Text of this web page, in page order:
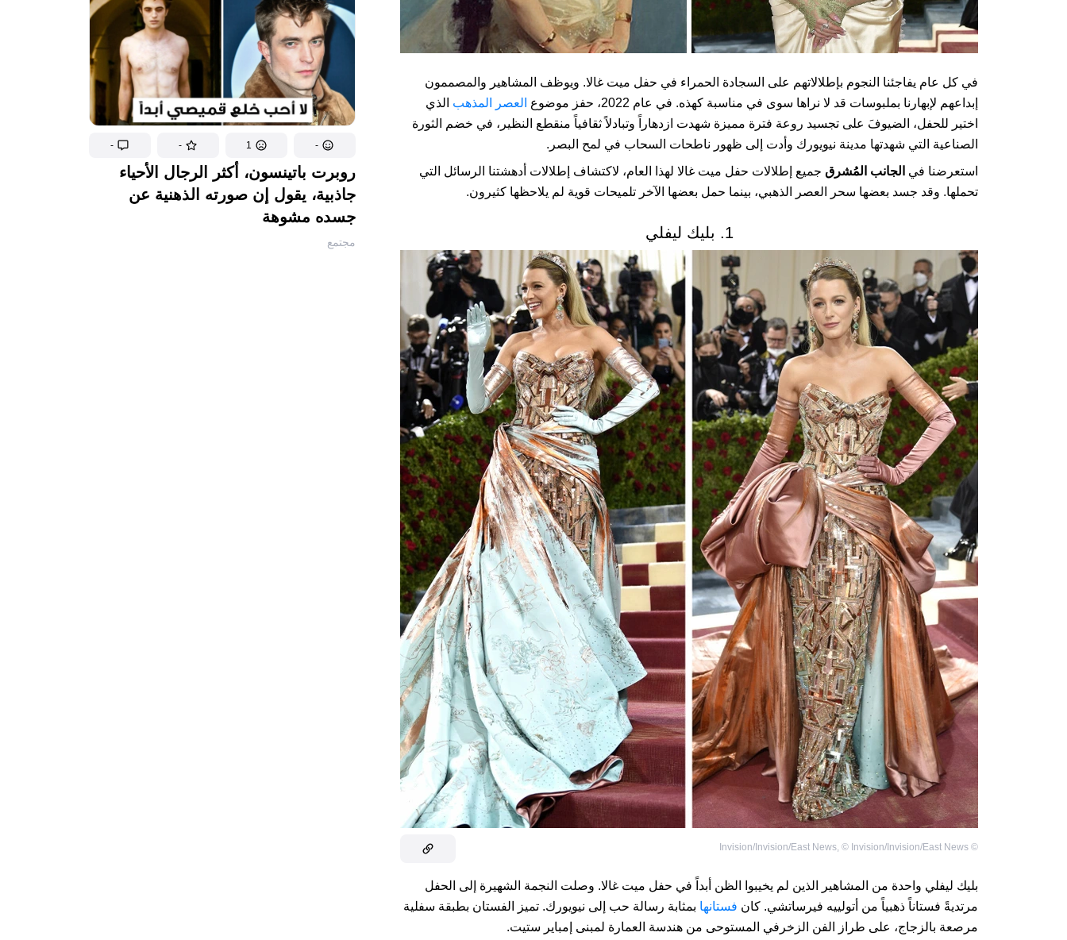
-
1
-
-
روبرت باتينسون، أكثر الرجال الأحياء
جاذبية، يقول إن صورته الذهنية عن
جسده مشوهة
مجتمع
في كل عام يفاجئنا النجوم بإطلالاتهم على السجادة الحمراء في حفل ميت غالا. ويوظف المشاهير والمصممون
إبداعهم لإبهارنا بملبوسات قد لا نراها سوى في مناسبة كهذه. في عام 2022، حفز موضوع
العصر المذهب الذي
اختير للحفل، الضيوفَ على تجسيد روعة فترة مميزة شهدت ازدهاراً وتبادلاً ثقافياً منقطع النظير، في خضم الثورة
الصناعية التي شهدتها مدينة نيويورك وأدت إلى ظهور ناطحات السحاب في لمح البصر.
استعرضنا في الجانب المُشرق جميع إطلالات حفل ميت غالا لهذا العام، لاكتشاف إطلالات أدهشتنا الرسائل التي
تحملها. وقد جسد بعضها سحر العصر الذهبي، بينما حمل بعضها الآخر تلميحات قوية لم يلاحظها كثيرون.
1. بليك ليفلي
©
Invision/Invision/East News, © Invision/Invision/East News
بليك ليفلي واحدة من المشاهير الذين لم يخيبوا الظن أبداً في حفل ميت غالا. وصلت النجمة الشهيرة إلى الحفل
مرتديةً فستاناً ذهبياً من أتولييه فيرساتشي. كان فستانها بمثابة رسالة حب إلى نيويورك. تميز الفستان بطبقة سفلية
مرصعة بالزجاج، على طراز الفن الزخرفي المستوحى من هندسة العمارة لمبنى إمباير ستيت.